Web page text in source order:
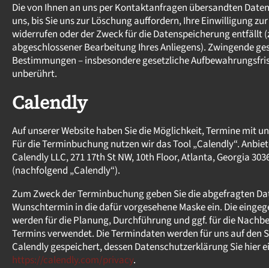
Die von Ihnen an uns per Kontaktanfragen übersandten
uns, bis Sie uns zur Löschung auffordern, Ihre Einwilligung
widerrufen oder der Zweck für die Datenspeicherung entfällt
abgeschlossener Bearbeitung Ihres Anliegens). Zwingende
Bestimmungen – insbesondere gesetzliche
unberührt.
Calendly
Auf unserer Website haben Sie die Möglichkeit, Termine mit
Für die Terminbuchung nutzen wir das Tool „Calendly“.
Calendly LLC, 271 17th St NW, 10th Floor, Atlanta, Georgia
(nachfolgend „Calendly“).
Zum Zweck der Terminbuchung geben Sie die abgefragten
Wunschtermin in die dafür vorgesehene Maske ein. Die
werden für die Planung, Durchführung und ggf. für die
Termins verwendet. Die Termindaten werden für uns auf den
Calendly gespeichert, dessen Datenschutzerklärung Sie hier
https://calendly.com/privacy.